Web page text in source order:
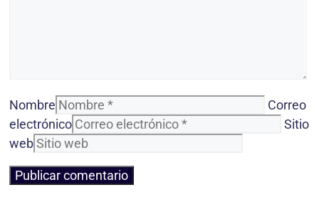
Nombre
Correo
electrónico
Sitio
web